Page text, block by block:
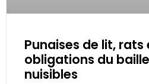
Punaises de lit,
obligations du
nuisibles